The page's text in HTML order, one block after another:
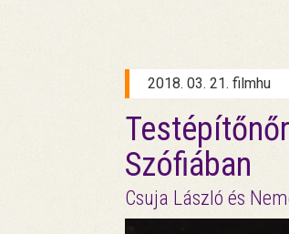
2018. 03. 21. filmhu
Szófiában
Csuja László és